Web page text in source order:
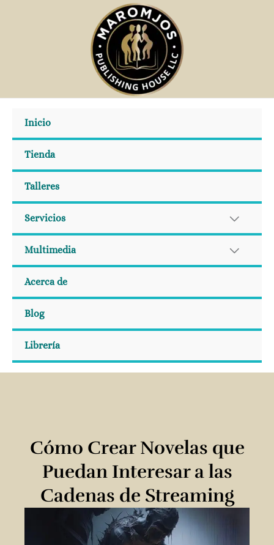
Inicio
Tienda
Talleres
Servicios
Multimedia
Acerca de
Blog
Librería
Cómo Crear Novelas que
Puedan Interesar a las
Cadenas de Streaming